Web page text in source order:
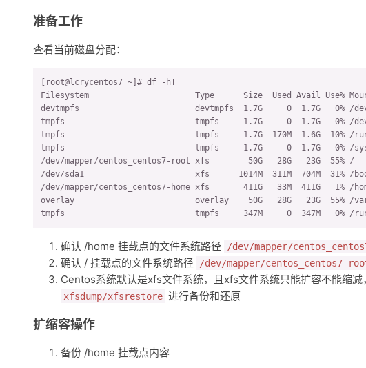
准备工作
查看当前磁盘分配：
[root@lcrycentos7 ~]# df -hT
Filesystem                      Type      Size  Used Avail Use%
devtmpfs                        devtmpfs  1.7G     0  1.7G   0% /
tmpfs                           tmpfs     1.7G     0  1.7G   0% /dev/
tmpfs                           tmpfs     1.7G  170M  1.6G  10% /
tmpfs                           tmpfs     1.7G     0  1.7G   0% /
/dev/mapper/centos_centos7-root xfs        50G   28G   23G  55% /
/dev/sda1                       xfs      1014M  311M  704M  31% /
/dev/mapper/centos_centos7-home xfs       411G   33M  411G   1% /
overlay                         overlay    50G   28G   23G  55% /var/lib/
tmpfs                           tmpfs     347M     0  347M   0% /
确认 /home 挂载点的文件系统路径 /dev/mapper/
确认 / 挂载点的文件系统路径
/dev/mapper/centos_centos7-
Centos系统默认是xfs文件系统，且xfs文件系统只能扩容不能缩
xfsdump/xfsrestore 进行备份和还原
扩缩容操作
备份 /home 挂载点内容